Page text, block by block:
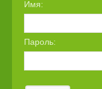
Имя:
Пароль: